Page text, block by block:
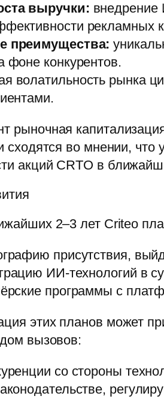
выручки: внедрение
рекламных
преимущества:
фоне конкурентов.
волатильность рынка
рыночная
сходятся во мнении,
акций CRTO в
2–3 лет Criteo
присутствия,
ИИ-технологий в
программы с
этих планов может
вызовов:
со стороны